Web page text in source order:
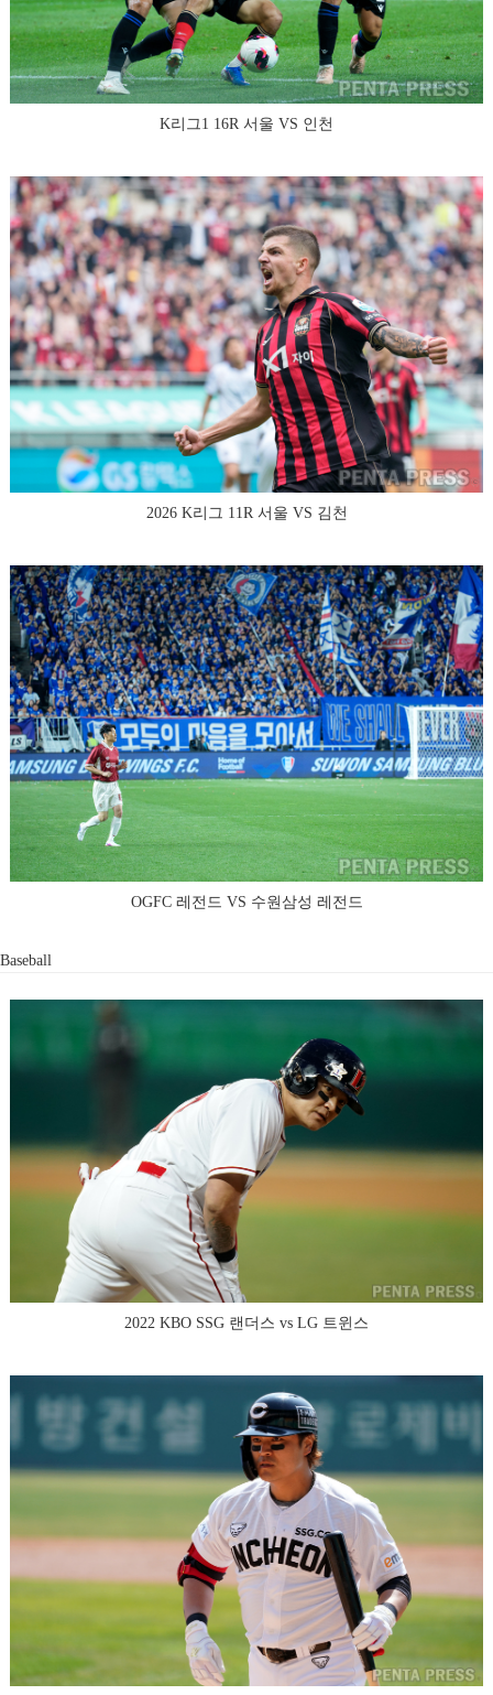
K리그1 16R 서울 VS 인천
2026 K리그 11R 서울 VS 김천
OGFC 레전드 VS 수원삼성 레전드
Baseball
2022 KBO SSG 랜더스 vs LG 트윈스